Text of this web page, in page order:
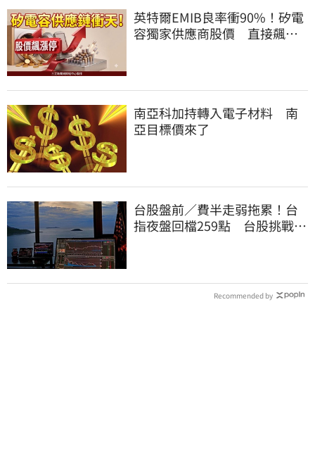
英特爾EMIB良率衝90%！矽電
容獨家供應商股價 直接飆漲
南亞科加持轉入電子材料 南
亞目標價來了
台股盤前／費半走弱拖累！台
指夜盤回檔259點 台股挑戰反
Recommended by